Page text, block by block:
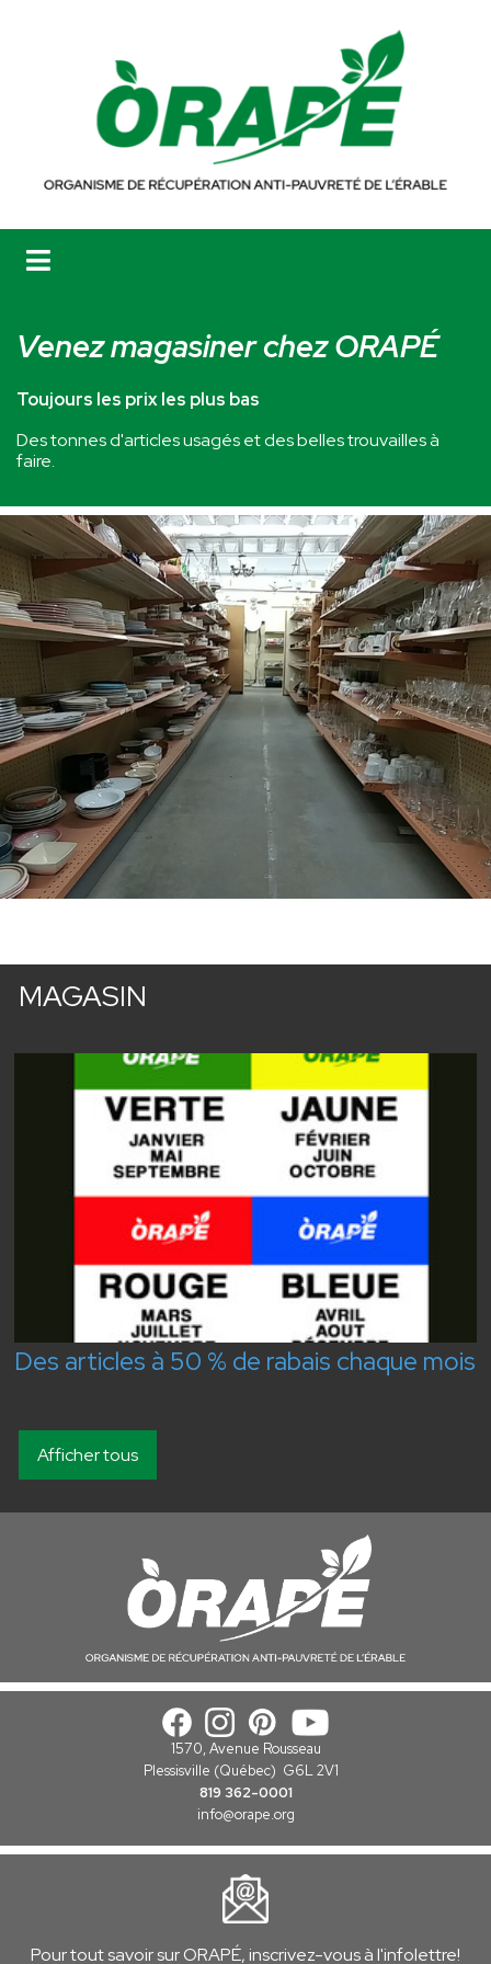
Venez magasiner chez ORAPÉ
Toujours les prix les plus bas
Des tonnes d'articles usagés et des belles trouvailles à
faire.
MAGASIN
Des articles à 50 % de rabais chaque mois
Afficher tous
1570, Avenue Rousseau
Plessisville (Québec) G6L 2V1
819 362-0001
info@orape.org
Pour tout savoir sur ORAPÉ, inscrivez-vous à l'infolettre!